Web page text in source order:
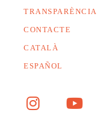
TRANSPARÈNCIA
CONTACTE
CATALÀ
ESPAÑOL